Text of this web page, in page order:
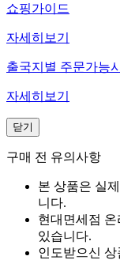
쇼핑가이드
자세히보기
출국지별 주문가능
자세히보기
닫기
구매 전 유의사항
본 상품은 실
니다.
현대면세점
있습니다.
인도받으신